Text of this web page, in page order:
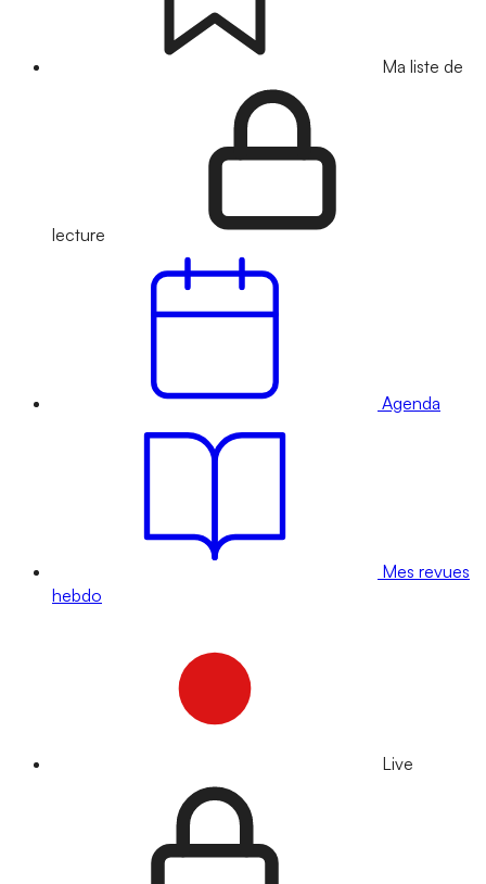
Ma liste de
lecture
Agenda
Mes revues
hebdo
Live